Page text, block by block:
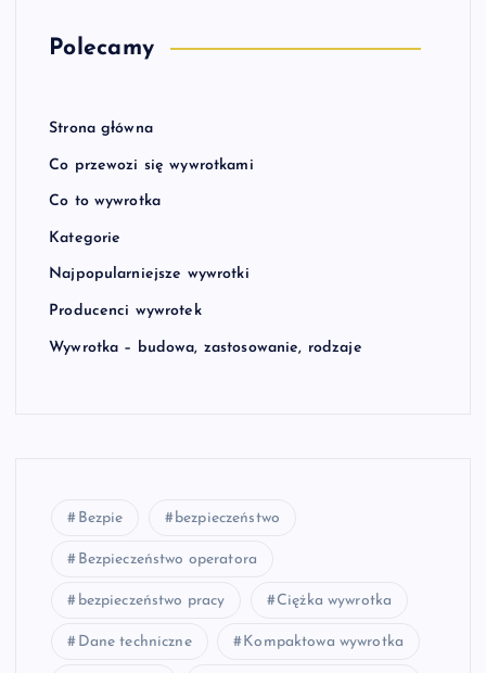
Polecamy
Strona główna
Co przewozi się wywrotkami
Co to wywrotka
Kategorie
Najpopularniejsze wywrotki
Producenci wywrotek
Wywrotka – budowa, zastosowanie, rodzaje
Bezpie bezpieczeństwo
Bezpieczeństwo operatora
bezpieczeństwo pracy Ciężka wywrotka
Dane techniczne Kompaktowa wywrotka